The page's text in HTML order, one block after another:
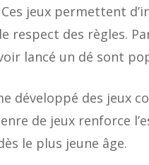
jeux permettent
respect des règles.
lancé un dé sont
développé des jeux
de jeux renforce
le plus jeune âge.